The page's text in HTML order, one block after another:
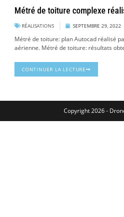
Métré de toiture complexe
RÉALISATIONS SEPTEMBRE 29, 2022
Métré de toiture: plan Autocad réalisé
aérienne. Métré de toiture: résultats
CONTINUER LA LECTURE
Copyright 2026 -